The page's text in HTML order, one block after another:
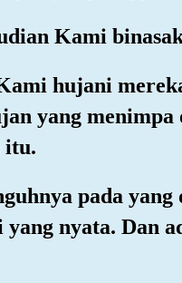
Kami
hujani
yang
itu.
pada
nyata. Dan